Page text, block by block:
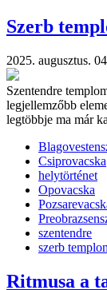
Szerb
2025. augusztus.
Szentendre
legjellemzőbb
legtöbbje ma már
Csiprovacska
helytörténet
Opovacska
szentendre
szerb
Ritmusa a